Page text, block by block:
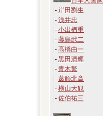
|- 岸田劉生
|- 浅井忠
|- 小出楢重
|- 藤島武二
|- 高橋由一
|- 黒田清輝
|- 青木繁
|- 葛飾北斎
|- 横山大観
|- 佐伯祐三